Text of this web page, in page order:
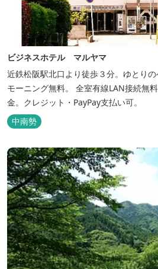
ビジネスホテル マルヤマ
近鉄松阪駅北口より徒歩３分。ゆとりの
モーニング無料。 全室有線LAN接続無
金。クレジット・PayPay支払い可。
中南勢